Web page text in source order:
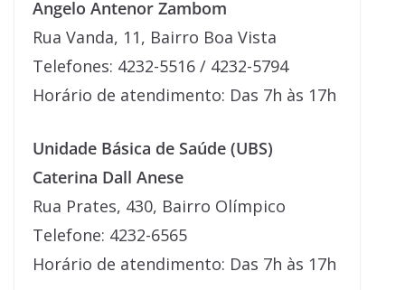
Angelo Antenor Zambom
Rua Vanda, 11, Bairro Boa Vista
Telefones: 4232-5516 / 4232-5794
Horário de atendimento: Das 7h às 17h
Unidade Básica de Saúde (UBS)
Caterina Dall Anese
Rua Prates, 430, Bairro Olímpico
Telefone: 4232-6565
Horário de atendimento: Das 7h às 17h